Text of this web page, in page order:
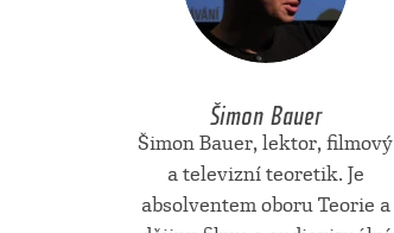
Šimon Bauer
Šimon Bauer, lektor, filmový
a televizní teoretik. Je
absolventem oboru Teorie a